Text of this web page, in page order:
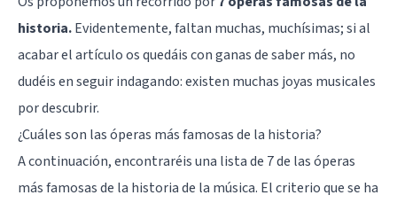
historia.Evidentemente, faltan muchas, muchísimas; si al
acabar el artículo os quedáis con ganas de saber más, no
dudéis en seguir indagando: existen muchas joyas musicales
por descubrir.
¿Cuáles son las óperas más famosas de la historia?
A continuación, encontraréis una lista de 7 de las óperas
más famosas de la historia de la música. El criterio que se ha